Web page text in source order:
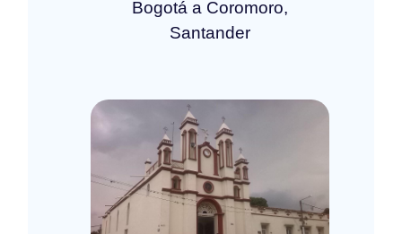
Bogotá a Coromoro,
Santander